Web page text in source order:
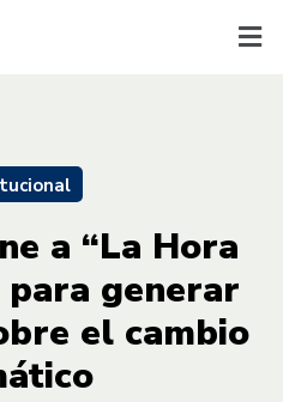
a “La Hora
generar
el cambio